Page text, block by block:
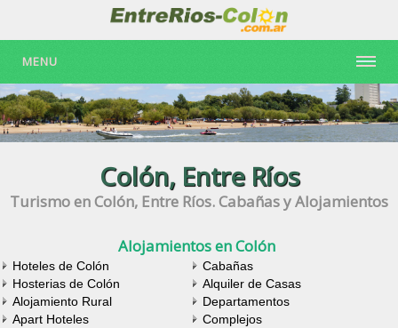
MENU
Colón, Entre Ríos
Turismo en Colón, Entre Ríos. Cabañas y Alojamientos
Alojamientos en Colón
Hoteles de Colón
Cabañas
Hosterias de Colón
Alquiler de Casas
Alojamiento Rural
Departamentos
Apart Hoteles
Complejos